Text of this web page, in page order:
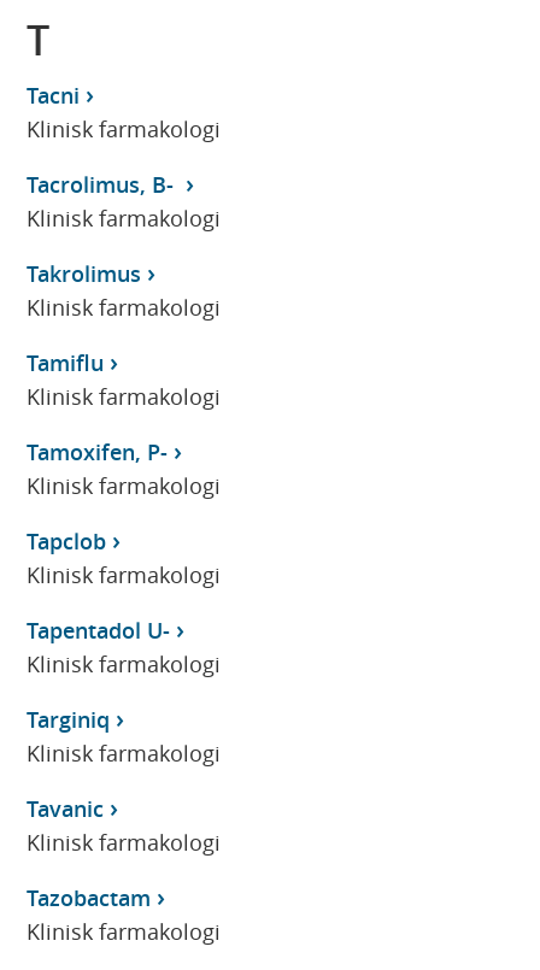
T
Tacni
Klinisk farmakologi
Tacrolimus, B-
Klinisk farmakologi
Takrolimus
Klinisk farmakologi
Tamiflu
Klinisk farmakologi
Tamoxifen, P-
Klinisk farmakologi
Tapclob
Klinisk farmakologi
Tapentadol U-
Klinisk farmakologi
Targiniq
Klinisk farmakologi
Tavanic
Klinisk farmakologi
Tazobactam
Klinisk farmakologi